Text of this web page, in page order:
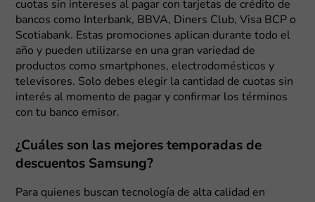
cuotas sin intereses al pagar con tarjetas de crédito de
bancos como Interbank, BBVA, Diners Club, Visa BCP o
Scotiabank. Estas promociones aplican durante todo el
año y pueden utilizarse en una gran variedad de
productos como smartphones, electrodomésticos y
televisores. Solo debes elegir la cantidad de cuotas sin
interés al momento de pagar y confirmar los términos
con tu banco emisor.
¿Cuáles son las mejores temporadas de
descuentos Samsung?
Para quienes buscan tecnología de alta calidad en